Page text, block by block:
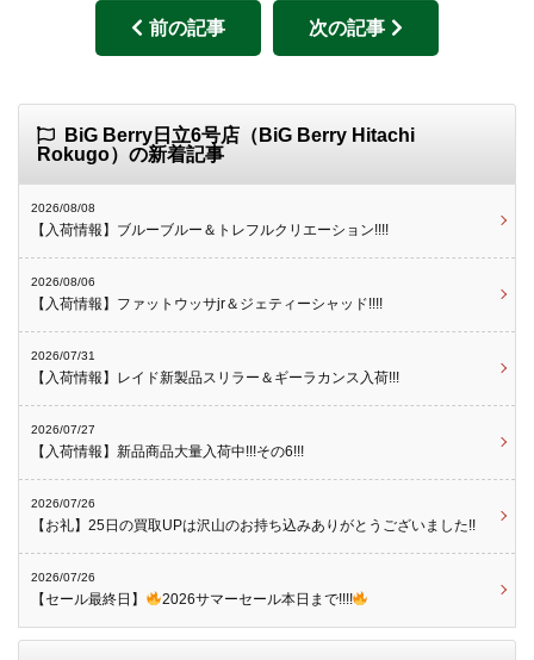
前の記事 次の記事
BiG Berry日立6号店（BiG Berry Hitachi
Rokugo）の新着記事
2026/08/08
【入荷情報】ブルーブルー＆トレフルクリエーション!!!!
2026/08/06
【入荷情報】ファットウッサjr＆ジェティーシャッド!!!!
2026/07/31
【入荷情報】レイド新製品スリラー＆ギーラカンス入荷!!!
2026/07/27
【入荷情報】新品商品大量入荷中!!!その6!!!
2026/07/26
【お礼】25日の買取UPは沢山のお持ち込みありがとうございました!!
2026/07/26
【セール最終日】 2026サマーセール本日まで!!!!